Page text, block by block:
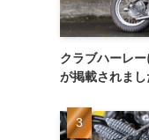
クラブハーレ
が掲載されまし